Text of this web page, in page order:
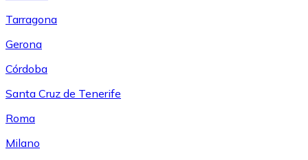
Tarragona
Gerona
Córdoba
Santa Cruz de Tenerife
Roma
Milano